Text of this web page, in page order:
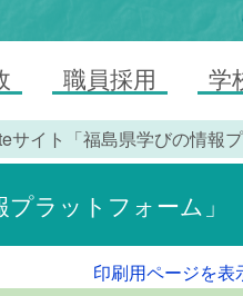
職員採用 学
サイト「福島県学びの情報
ラットフォーム」
印刷用ページを表